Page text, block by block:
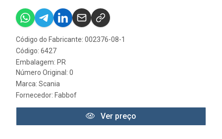
Código do Fabricante: 002376-08-1
Código: 6427
Embalagem: PR
Número Original: 0
Marca: Scania
Fornecedor: Fabbof
Ver preço